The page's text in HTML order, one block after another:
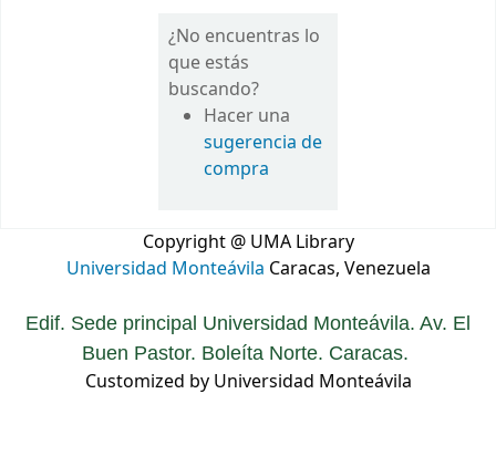
¿No encuentras lo
que estás
buscando?
Hacer una
sugerencia de
compra
Copyright @ UMA Library
Universidad Monteávila Caracas, Venezuela
Edif. Sede principal Universidad Monteávila. Av. El
Buen Pastor. Boleíta Norte. Caracas.
Customized by Universidad Monteávila